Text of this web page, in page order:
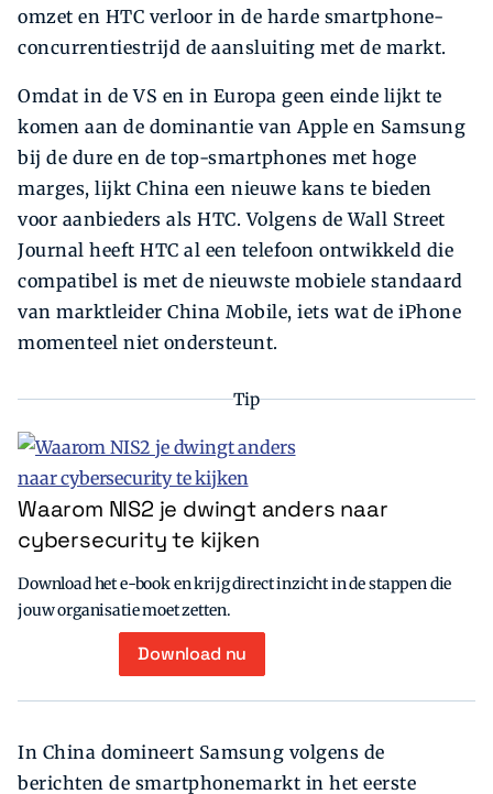
omzet en HTC verloor in de harde smartphone-
concurrentiestrijd de aansluiting met de markt.
Omdat in de VS en in Europa geen einde lijkt te
komen aan de dominantie van Apple en Samsung
bij de dure en de top-smartphones met hoge
marges, lijkt China een nieuwe kans te bieden
voor aanbieders als HTC. Volgens de Wall Street
Journal heeft HTC al een telefoon ontwikkeld die
compatibel is met de nieuwste mobiele standaard
van marktleider China Mobile, iets wat de iPhone
momenteel niet ondersteunt.
Tip
Waarom NIS2 je dwingt anders naar
cybersecurity te kijken
Download het e-book en krijg direct inzicht in de stappen die
jouw organisatie moet zetten.
Download nu
In China domineert Samsung volgens de
berichten de smartphonemarkt in het eerste